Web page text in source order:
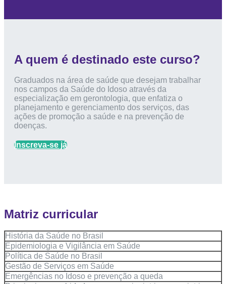
A quem é destinado este curso?
Graduados na área de saúde que desejam trabalhar
nos campos da Saúde do Idoso através da
especialização em gerontologia, que enfatiza o
planejamento e gerenciamento dos serviços, das
ações de promoção a saúde e na prevenção de
doenças.
Inscreva-se já
Matriz curricular
História da Saúde no Brasil
Epidemiologia e Vigilância em Saúde
Política de Saúde no Brasil
Gestão de Serviços em Saúde
Emergências no Idoso e prevenção a queda